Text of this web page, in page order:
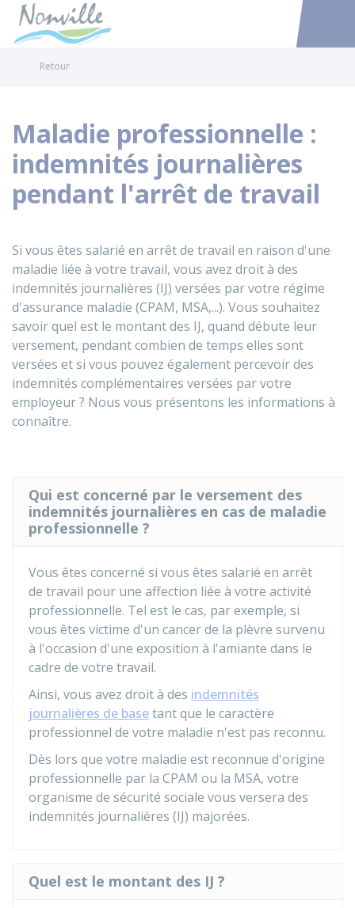
Accéder
Retour
Maladie professionnelle :
indemnités journalières
pendant l'arrêt de travail
Si vous êtes salarié en arrêt de travail en raison d'une
maladie liée à votre travail, vous avez droit à des
indemnités journalières (IJ) versées par votre régime
d'assurance maladie (CPAM, MSA,...). Vous souhaitez
savoir quel est le montant des IJ, quand débute leur
versement, pendant combien de temps elles sont
versées et si vous pouvez également percevoir des
indemnités complémentaires versées par votre
employeur ? Nous vous présentons les informations à
connaître.
Qui est concerné par le versement des
indemnités journalières en cas de maladie
professionnelle ?
Vous êtes concerné si vous êtes salarié en arrêt
de travail pour une affection liée à votre activité
professionnelle. Tel est le cas, par exemple, si
vous êtes victime d'un cancer de la plèvre survenu
à l'occasion d'une exposition à l'amiante dans le
cadre de votre travail.
Ainsi, vous avez droit à des indemnités
journalières de basetant que le caractère
professionnel de votre maladie n'est pas reconnu.
Dès lors que votre maladie est reconnue d'origine
professionnelle par la CPAM ou la MSA, votre
organisme de sécurité sociale vous versera des
indemnités journalières (IJ) majorées.
Quel est le montant des IJ ?